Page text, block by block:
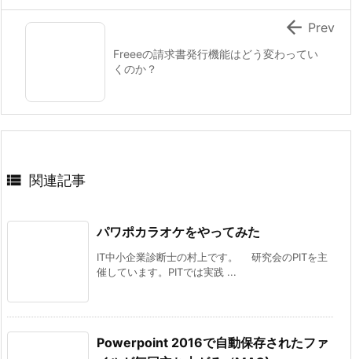
Freeeの請求書発行機能はどう変わってい
くのか？
 Prev
 関連記事
パワポカラオケをやってみた
IT中小企業診断士の村上です。 研究会のPITを主
催しています。PITでは実践 ...
Powerpoint 2016で自動保存されたファ